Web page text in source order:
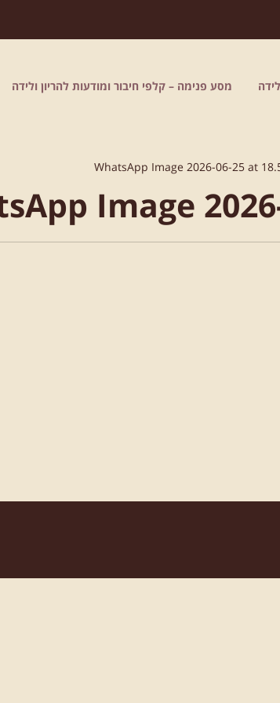
מסע פנימה – קלפי חיבור ומודעות להריון ולידה
WhatsApp Image 2026-06-25 at
Image